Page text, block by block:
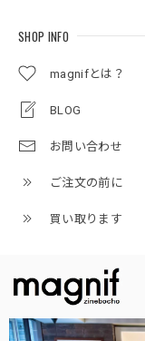
SHOP INFO
magnifとは？
BLOG
お問い合わせ
ご注文の前に
買い取ります